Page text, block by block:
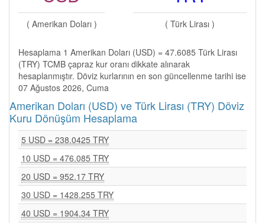
( Amerikan Doları ) ( Türk Lirası )
Hesaplama 1 Amerikan Doları (USD) = 47.6085 Türk Lirası
(TRY) TCMB çapraz kur oranı dikkate alınarak
hesaplanmıştır. Döviz kurlarının en son güncellenme tarihi ise
07 Ağustos 2026, Cuma
Amerikan Doları (USD) ve Türk Lirası (TRY) Döviz
Kuru Dönüşüm Hesaplama
5 USD = 238.0425 TRY
10 USD = 476.085 TRY
20 USD = 952.17 TRY
30 USD = 1428.255 TRY
40 USD = 1904.34 TRY